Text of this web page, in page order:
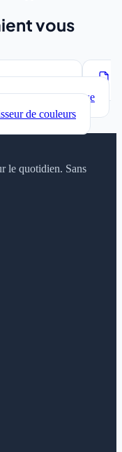
vous
de casse
de mots de passe
de couleurs
le quotidien. Sans